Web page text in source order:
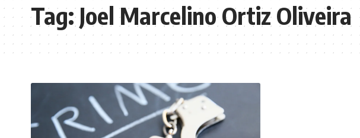
Tag:Joel Marcelino Ortiz Oliveira